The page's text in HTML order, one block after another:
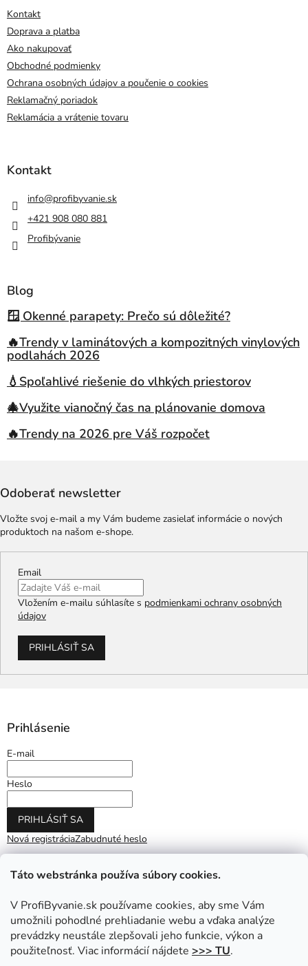
Táto webstránka používa súbory cookies.
V ProfiByvanie.sk používame cookies, aby sme Vám
umožnili pohodlné prehliadanie webu a vďaka analýze
prevádzky neustále zlepšovali jeho funkcie, výkon a
použiteľnosť. Viac informácií nájdete >>> TU.
Kontakt
Doprava a platba
Ako nakupovať
Obchodné podmienky
Ochrana osobných údajov a poučenie o cookies
Reklamačný poriadok
Reklamácia a vrátenie tovaru
Kontakt
info@profibyvanie.sk
+421 908 080 881
Profibývanie
Blog
🪟 Okenné parapety: Prečo sú dôležité?
🔥Trendy v laminátových a kompozitných vinylových
podlahách 2026
💧Spoľahlivé riešenie do vlhkých priestorov
🎄Využite vianočný čas na plánovanie domova
🔥Trendy na 2026 pre Váš rozpočet
Odoberať newsletter
Vložte svoj e-mail a my Vám budeme zasielať informácie o nových
produktoch na našom e-shope.
Email
Vložením e-mailu súhlasíte s podmienkami ochrany osobných
údajov
PRIHLÁSIŤ SA
Prihlásenie
E-mail
Heslo
PRIHLÁSIŤ SA
Nová registráciaZabudnuté heslo